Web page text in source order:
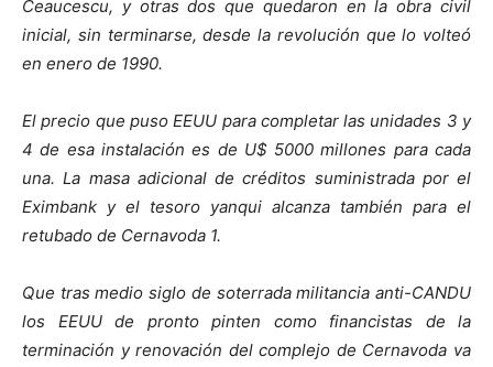
Ceaucescu, y otras dos que quedaron en la obra civil
inicial, sin terminarse, desde la revolución que lo volteó
en enero de 1990.
El precio que puso EEUU para completar las unidades 3 y
4 de esa instalación es de U$ 5000 millones para cada
una. La masa adicional de créditos suministrada por el
Eximbank y el tesoro yanqui alcanza también para el
retubado de Cernavoda 1.
Que tras medio siglo de soterrada militancia anti-CANDU
los EEUU de pronto pinten como financistas de la
terminación y renovación del complejo de Cernavoda va